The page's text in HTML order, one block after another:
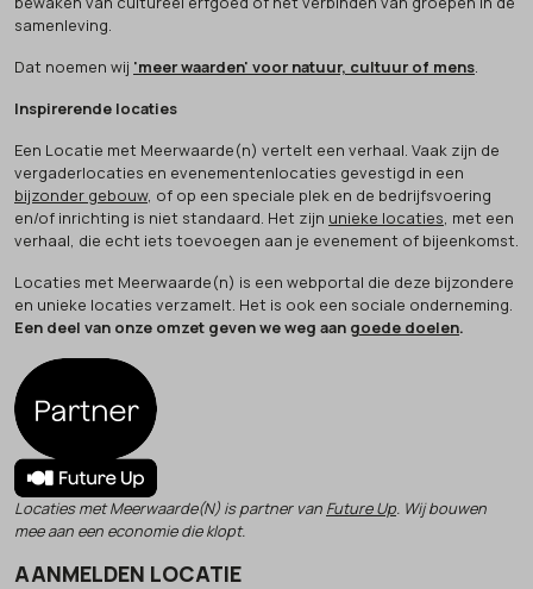
samenleving.
Dat noemen wij 'meer waarden' voor natuur, cultuur of mens.
Inspirerende locaties
Een Locatie met Meerwaarde(n) vertelt een verhaal. Vaak zijn de
vergaderlocaties en evenementenlocaties gevestigd in een
bijzonder gebouw, of op een speciale plek en de bedrijfsvoering
en/of inrichting is niet standaard. Het zijn unieke locaties, met een
verhaal, die echt iets toevoegen aan je evenement of bijeenkomst.
Locaties met Meerwaarde(n) is een webportal die deze bijzondere
en unieke locaties verzamelt. Het is ook een sociale onderneming.
Een deel van onze omzet geven we weg aan goede doelen.
Locaties met Meerwaarde(N) is partner van Future Up. Wij bouwen
mee aan een economie die klopt.
AANMELDEN LOCATIE